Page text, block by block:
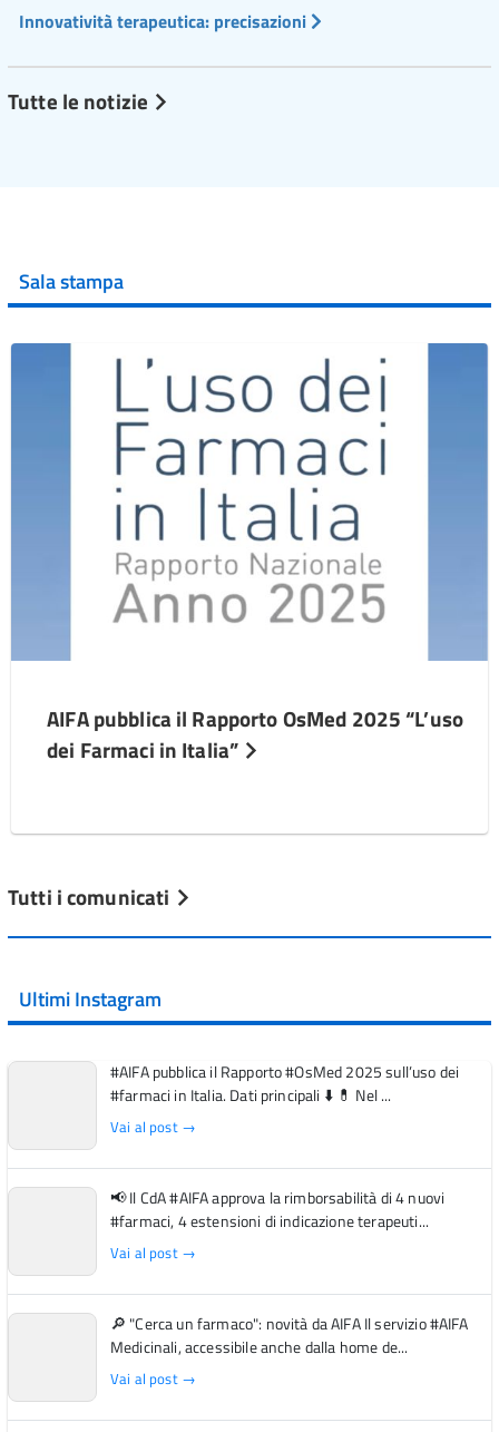
Innovatività terapeutica: precisazioni
Tutte le notizie
Sala stampa
AIFA pubblica il Rapporto OsMed 2025 “L’uso
dei Farmaci in Italia”
Tutti i comunicati
Ultimi Instagram
#AIFA pubblica il Rapporto #OsMed 2025 sull’uso dei
#farmaci in Italia. Dati principali ⬇️ 💊 Nel ...
Vai al post →
📢 Il CdA #AIFA approva la rimborsabilità di 4 nuovi
#farmaci, 4 estensioni di indicazione terapeuti...
Vai al post →
🔎 "Cerca un farmaco": novità da AIFA Il servizio #AIFA
Medicinali, accessibile anche dalla home de...
Vai al post →